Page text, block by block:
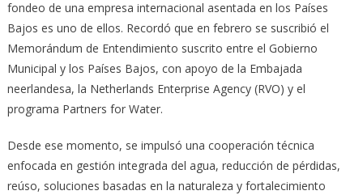
fondeo de una empresa internacional asentada en los Países
Bajos es uno de ellos. Recordó que en febrero se suscribió el
Memorándum de Entendimiento suscrito entre el Gobierno
Municipal y los Países Bajos, con apoyo de la Embajada
neerlandesa, la Netherlands Enterprise Agency (RVO) y el
programa Partners for Water.
Desde ese momento, se impulsó una cooperación técnica
enfocada en gestión integrada del agua, reducción de pérdidas,
reúso, soluciones basadas en la naturaleza y fortalecimiento